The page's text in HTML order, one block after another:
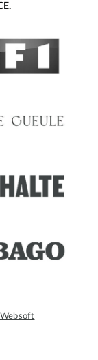
Websoft